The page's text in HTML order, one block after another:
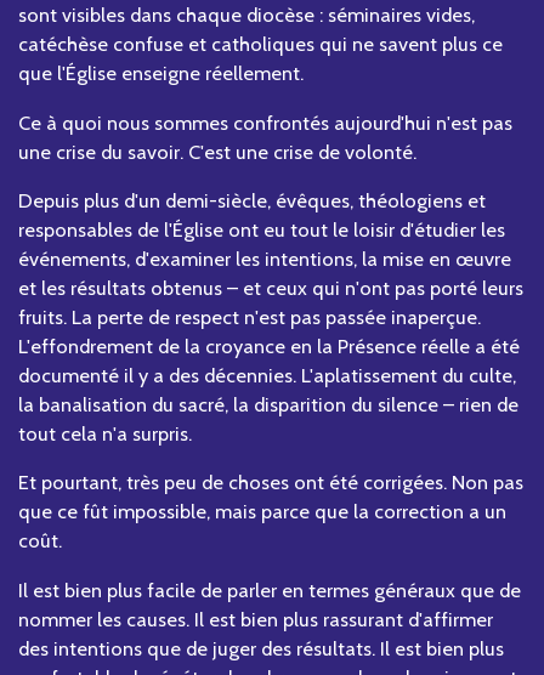
sont visibles dans chaque diocèse : séminaires vides,
catéchèse confuse et catholiques qui ne savent plus ce
que l'Église enseigne réellement.
Ce à quoi nous sommes confrontés aujourd'hui n'est pas
une crise du savoir. C'est une crise de volonté.
Depuis plus d'un demi-siècle, évêques, théologiens et
responsables de l'Église ont eu tout le loisir d'étudier les
événements, d'examiner les intentions, la mise en œuvre
et les résultats obtenus – et ceux qui n'ont pas porté leurs
fruits. La perte de respect n'est pas passée inaperçue.
L'effondrement de la croyance en la Présence réelle a été
documenté il y a des décennies. L'aplatissement du culte,
la banalisation du sacré, la disparition du silence – rien de
tout cela n'a surpris.
Et pourtant, très peu de choses ont été corrigées. Non pas
que ce fût impossible, mais parce que la correction a un
coût.
Il est bien plus facile de parler en termes généraux que de
nommer les causes. Il est bien plus rassurant d'affirmer
des intentions que de juger des résultats. Il est bien plus